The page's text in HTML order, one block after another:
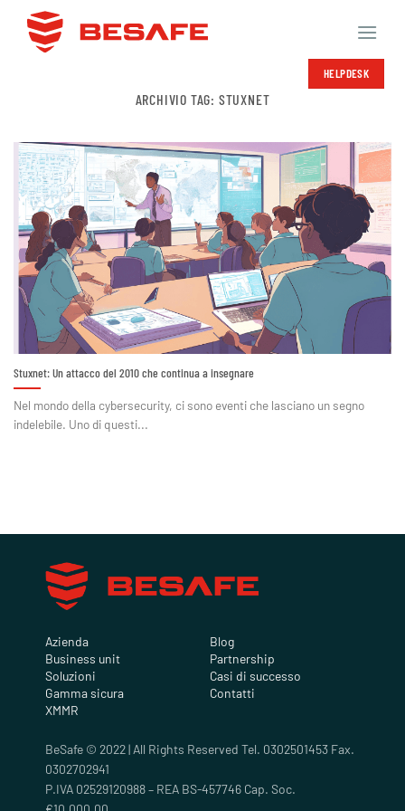
Salta
contenuti
HELPDESK
ARCHIVIO TAG: STUXNET
Stuxnet: Un attacco del 2010 che continua a insegnare
Nel mondo della cybersecurity, ci sono eventi che lasciano un segno
indelebile. Uno di questi...
Azienda
Business unit
Soluzioni
Gamma sicura
XMMR
Blog
Partnership
Casi di successo
Contatti
BeSafe © 2022 | All Rights Reserved Tel. 0302501453 Fax.
0302702941
P.IVA 02529120988 – REA BS-457746 Cap. Soc.